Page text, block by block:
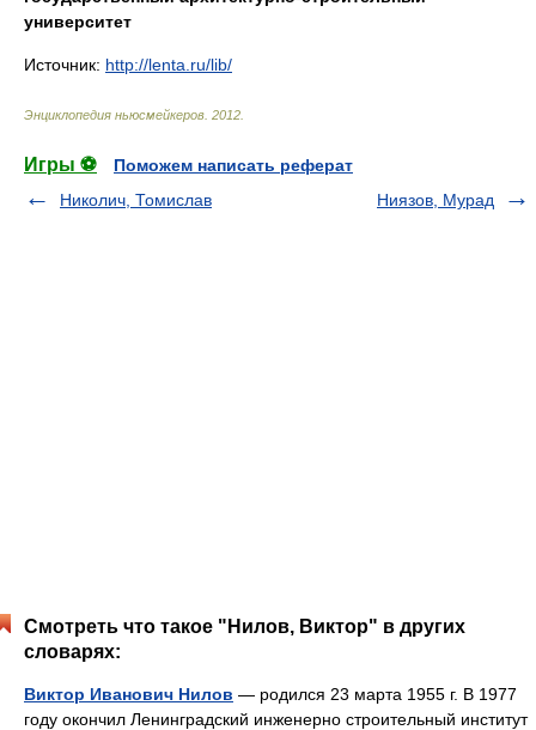
университет
Источник: http://lenta.ru/lib/
Энциклопедия ньюсмейкеров 2012
Игры ⚽
Поможем написать реферат
Николич, Томислав
Ниязов, Мурад
Смотреть что такое "Нилов, Виктор" в других
словарях:
Виктор Иванович Нилов — родился 23 марта 1955 г. В 1977
году окончил Ленинградский инженерно строительный институт